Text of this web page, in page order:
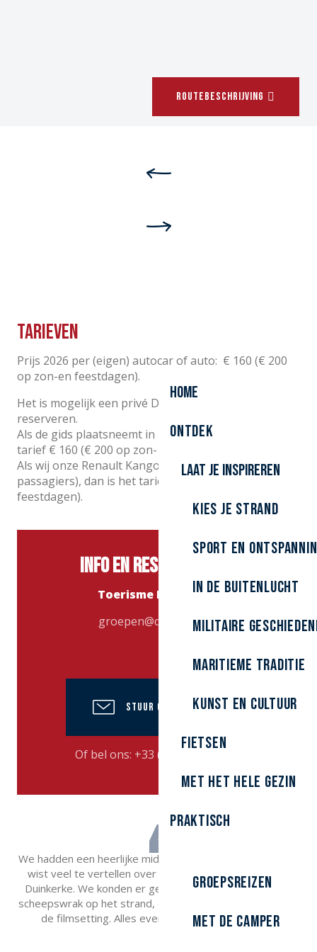
Home
Ontdek
Laat je inspireren
Kies je strand
Sport en
In de buitenlucht
Militaire
Maritieme traditie
kunst en cultuur
Fietsen
Met het hele gezin
Praktisch
Groepsreizen
Met de camper
ROUTEBESCHRIJVING
Tarieven
Prijs 2026 per (eigen) autocar of auto: € 160 (€ 200
op zon-en feestdagen).
Het is mogelijk een privé Dynamo Tour te
reserveren.
Als de gids plaatsneemt in uw wagen, dan is het
tarief € 160 (€ 200 op zon- en feestdagen).
Als wij onze Renault Kangoo gebruiken (max. 3
passagiers), dan is het tarief € 200 (€ 230 op zon-en
feestdagen).
Info en reserveringen
Toerisme Duinkerke
groepen@duinkerke.fr
STUUR ONS EEN E-MAIL
Of bel ons: +33 (0)3 28 58 85
We hadden een heerlijke middag. Onze enthousiaste gids
wist veel te vertellen over het heden en verleden van
Duinkerke. We konden er geen genoeg van krijgen. Het
scheepswrak op het strand, de begraafplaats, de dam en
de filmsetting. Alles even interessant. Veel dank!